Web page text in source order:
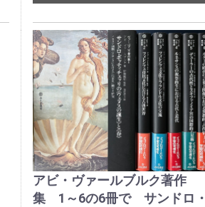
アビ・ヴァールブルク著作
集 1～6の6冊で サンドロ・